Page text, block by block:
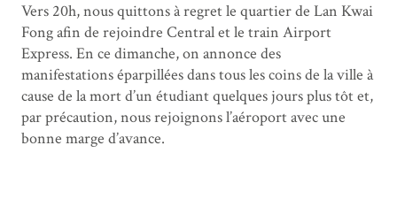
Vers 20h, nous quittons à regret le quartier de Lan Kwai
Fong afin de rejoindre Central et le train Airport
Express. En ce dimanche, on annonce des
manifestations éparpillées dans tous les coins de la ville à
cause de la mort d’un étudiant quelques jours plus tôt et,
par précaution, nous rejoignons l’aéroport avec une
bonne marge d’avance.